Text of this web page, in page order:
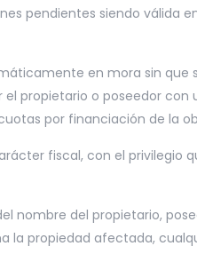
pendientes siendo válida
en mora sin que
propietario o poseedor con
por financiación de la
fiscal, con el privilegio
nombre del propietario,
la propiedad afectada,